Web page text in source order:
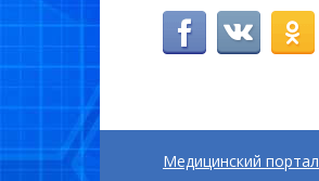
Медицинский портал